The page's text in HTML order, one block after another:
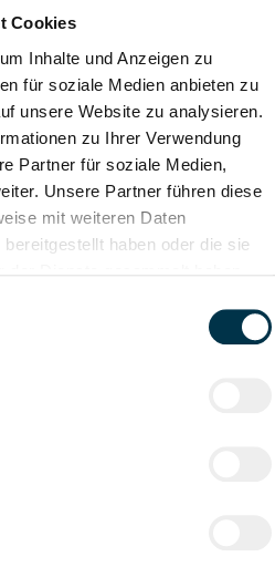
Cookies
Inhalte und Anzeigen zu
für soziale Medien anbieten zu
unsere Website zu analysieren.
zu Ihrer Verwendung
Partner für soziale Medien,
Unsere Partner führen diese
mit weiteren Daten
haben oder die sie
Zahlreiche Stellenangebote
in der regionalen Wirtschaft
mit nur 1 Bewerbung
Tolle Aus- und
Weiterbildungsangebote
sowie Aufstiegsmöglichkeiten
(m/w/d)